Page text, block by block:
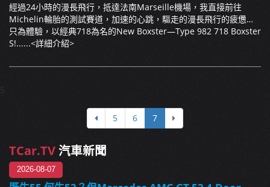
經過24小時的漫長飛行，抵達法南Marseille機場，我直接前往
Michelin輪胎的測試賽道，加速的心跳，驅走的漫長飛行的疲憊…
只為體驗，以經典718為名的New Boxster—Type 982 718 Boxster
S!......<詳細介紹>
5
5 6 7
TCar.TV汽車新聞
2026-08-07